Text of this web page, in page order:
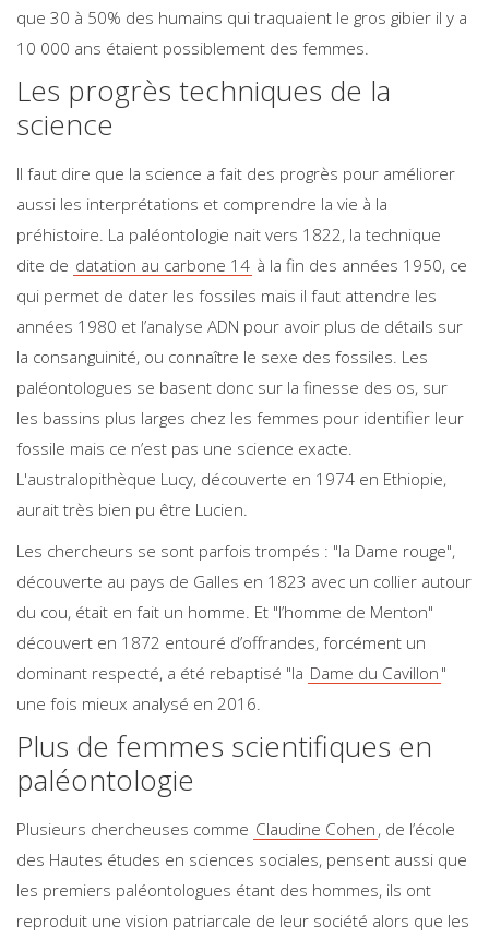
que 30 à 50% des humains qui traquaient le gros gibier il y a
10 000 ans étaient possiblement des femmes.
Les progrès techniques de la
science
Il faut dire que la science a fait des progrès pour améliorer
aussi les interprétations et comprendre la vie à la
préhistoire. La paléontologie nait vers 1822, la technique
dite de datation au carbone 14 à la fin des années 1950, ce
qui permet de dater les fossiles mais il faut attendre les
années 1980 et l’analyse ADN pour avoir plus de détails sur
la consanguinité, ou connaître le sexe des fossiles. Les
paléontologues se basent donc sur la finesse des os, sur
les bassins plus larges chez les femmes pour identifier leur
fossile mais ce n’est pas une science exacte.
L'australopithèque Lucy, découverte en 1974 en Ethiopie,
aurait très bien pu être Lucien.
Les chercheurs se sont parfois trompés : "la Dame rouge",
découverte au pays de Galles en 1823 avec un collier autour
du cou, était en fait un homme. Et "l’homme de Menton"
découvert en 1872 entouré d’offrandes, forcément un
dominant respecté, a été rebaptisé "la Dame du Cavillon "
une fois mieux analysé en 2016.
Plus de femmes scientifiques en
paléontologie
Plusieurs chercheuses comme Claudine Cohen , de l’école
des Hautes études en sciences sociales, pensent aussi que
les premiers paléontologues étant des hommes, ils ont
reproduit une vision patriarcale de leur société alors que les